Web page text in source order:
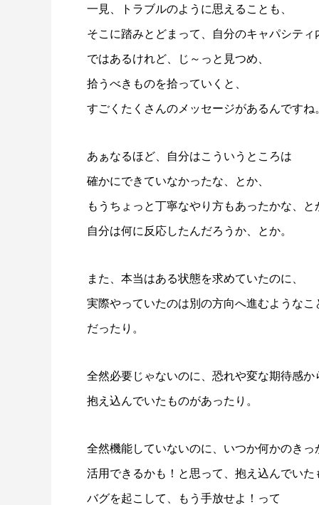
一見、トラブルのように思えることも、
そこに踏みとどまって、自分のキャパシティ
ではあるけれど、じ～っと見つめ、
拾うべきものを拾っていくと、
すごくたくさんのメッセージがあるんですね
あぁなるほど、自分はこういうところは
確かにできていなかったな、とか、
もうちょっと丁寧なやり方もあったかな、と
自分は何に反応したんだろうか、とか。
また、本当はある状態を求めていたのに、
実際やっていたのは別の方向へ進むようなこ
だったり。
全然必要じゃないのに、恐れや変な期待感か
抱え込んでいたものがあったり。
全然機能していないのに、いつか何かのきっ
活用できるかも！と思って、抱え込んでいた
バグを起こして、もう手放せよ！って